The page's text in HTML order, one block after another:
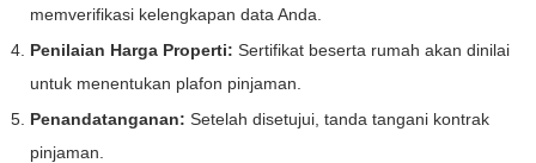
memverifikasi kelengkapan data Anda.
Penilaian Harga Properti: Sertifikat beserta rumah akan dinilai
untuk menentukan plafon pinjaman.
Penandatanganan: Setelah disetujui, tanda tangani kontrak
pinjaman.